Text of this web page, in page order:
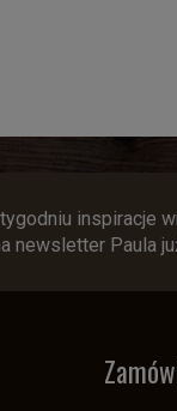
inspiracje
newsletter Paula